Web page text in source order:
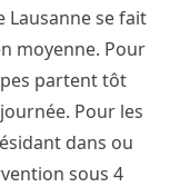
Lausanne se fait
moyenne. Pour
partent tôt
Pour les
dans ou
sous 4